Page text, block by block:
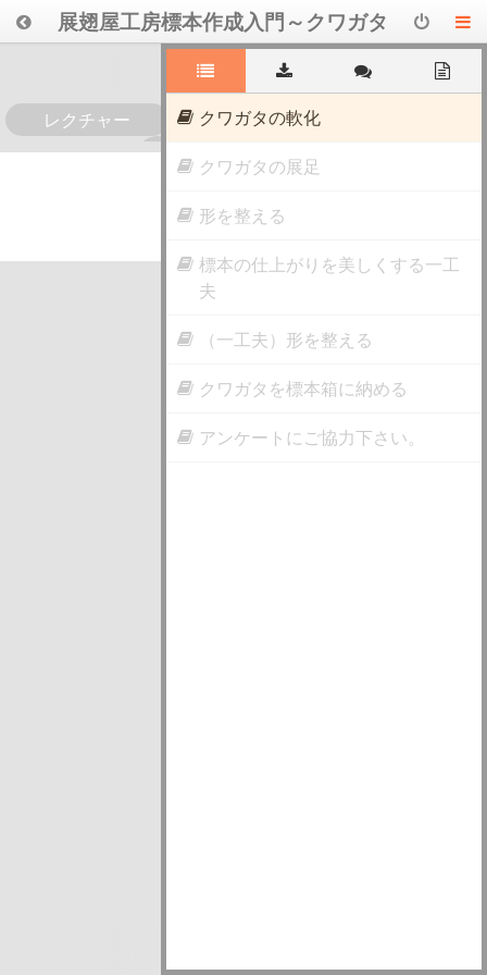
展翅屋工房標本作成入門～クワガタ
～
レクチャー
0
クワガタの軟化
クワガタの展足
形を整える
標本の仕上がりを美しくする一工
夫
（一工夫）形を整える
クワガタを標本箱に納める
アンケートにご協力下さい。